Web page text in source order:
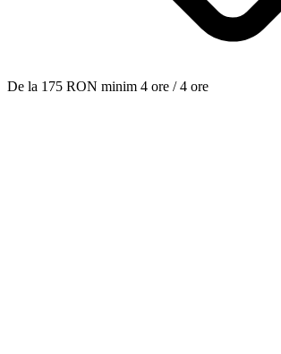
De la 175 RON minim 4 ore / 4 ore